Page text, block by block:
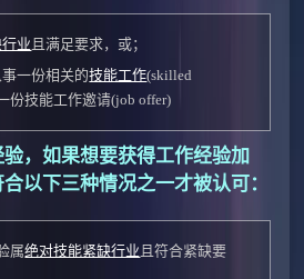
业且满足要求，或；
一份相关的技能工作(skilled
份技能工作邀请(job offer)
，如果想要获得工作经验加
以下三种情况之一才被认可：
属绝对技能紧缺行业 且符合紧缺要